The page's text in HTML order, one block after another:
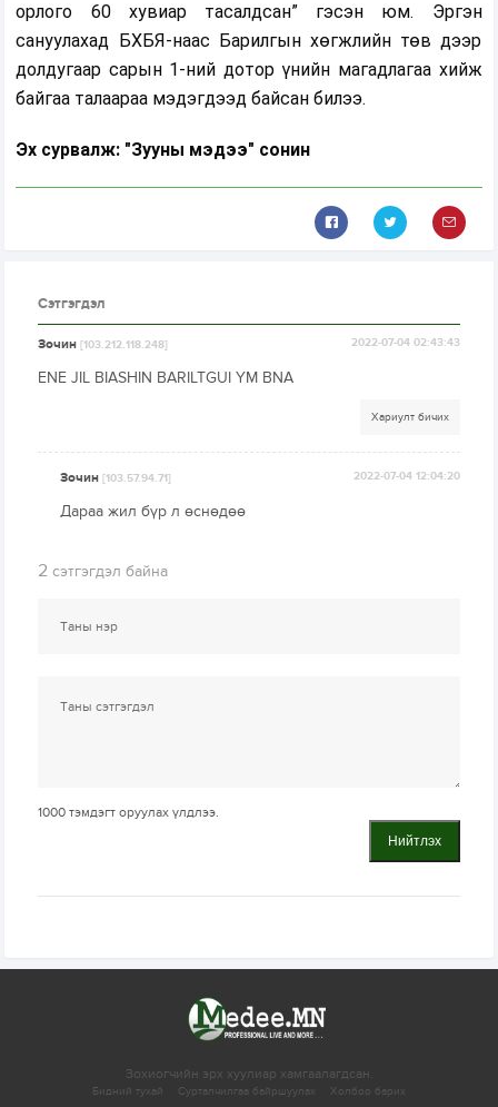
орлого 60 хувиар тасалдсан” гэсэн юм. Эргэн
сануулахад БХБЯ-наас Барилгын хөгжлийн төв дээр
долдугаар сарын 1-ний дотор үнийн магадлагаа хийж
байгаа талаараа мэдэгдээд байсан билээ.
Эх сурвалж: "Зууны мэдээ" сонин
Сэтгэгдэл
Зочин[103.212.118.248] 2022-07-04 02:43:43
ENE JIL BIASHIN BARILTGUI YM BNA
Хариулт бичих
Зочин[103.57.94.71] 2022-07-04 12:04:20
Дараа жил бүр л өснөдөө
2 сэтгэгдэл байна
1000 тэмдэгт оруулах үлдлээ.
Нийтлэх
Зохиогчийн эрх хуулиар хамгаалагдсан.
Бидний тухай Сурталчилгаа байршуулах Холбоо барих